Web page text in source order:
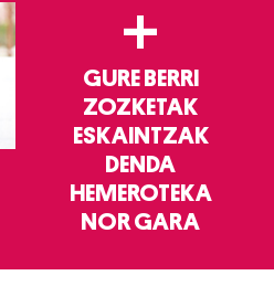
+
GURE BERRI
ZOZKETAK
ESKAINTZAK
DENDA
HEMEROTEKA
NOR GARA